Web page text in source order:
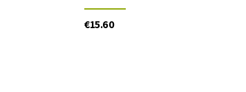
€15.60